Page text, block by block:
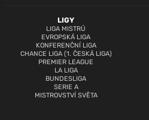
LIGY
LIGA MISTRŮ
EVROPSKÁ LIGA
KONFERENČNÍ LIGA
CHANCE LIGA (1. ČESKÁ LIGA)
PREMIER LEAGUE
LA LIGA
BUNDESLIGA
SERIE A
MISTROVSTVÍ SVĚTA